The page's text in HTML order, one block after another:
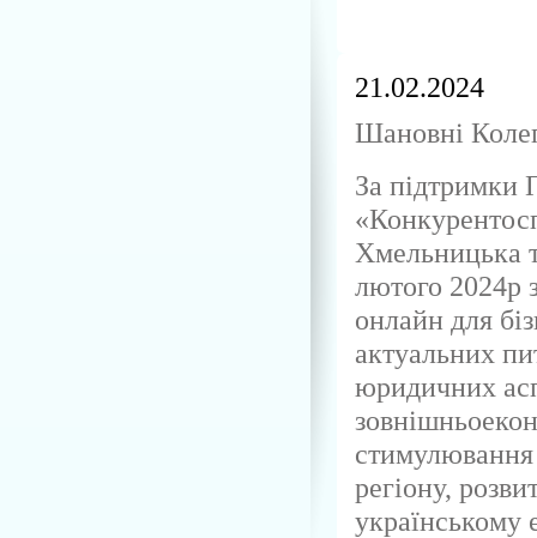
21.02.2024
Шановні
За підтримки
Хмельницька
лютого 2024р
онлайн для
актуальних
юридичних
стимулювання
регіону,
українському